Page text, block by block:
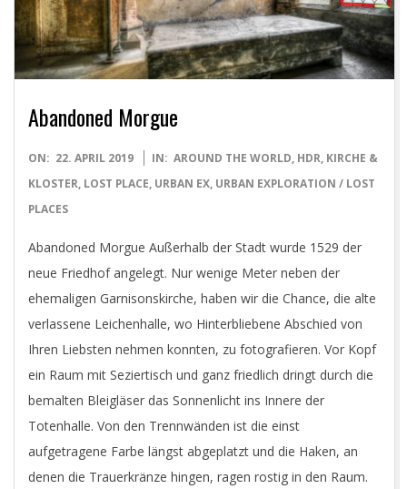
I
G
T
A
L
P
H
O
Abandoned Morgue
2019-
04-
22
ON: 22. APRIL 2019 IN: AROUND THE WORLD, HDR, KIRCHE &
KLOSTER, LOST PLACE, URBAN EX, URBAN EXPLORATION / LOST
PLACES
Abandoned Morgue Außerhalb der Stadt wurde 1529 der
neue Friedhof angelegt. Nur wenige Meter neben der
ehemaligen Garnisonskirche, haben wir die Chance, die alte
verlassene Leichenhalle, wo Hinterbliebene Abschied von
Ihren Liebsten nehmen konnten, zu fotografieren. Vor Kopf
ein Raum mit Seziertisch und ganz friedlich dringt durch die
bemalten Bleigläser das Sonnenlicht ins Innere der
Totenhalle. Von den Trennwänden ist die einst
aufgetragene Farbe längst abgeplatzt und die Haken, an
denen die Trauerkränze hingen, ragen rostig in den Raum.